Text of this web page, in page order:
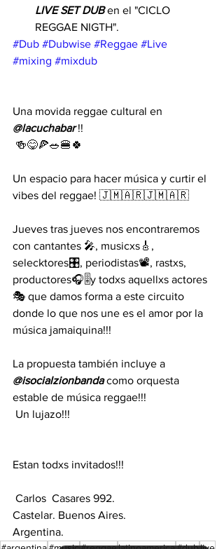
LIVE SET DUB en el "CICLO
REGGAE NIGTH".
#Dub #Dubwise #Reggae #Live
#mixing #mixdub
Una movida reggae cultural en
@lacuchabar !!
🍻😋🍕🥗🍔🍀
Un espacio para hacer música y curtir el
vibes del reggae! 🇯🇲🇦🇷🇯🇲🇦🇷
Jueves tras jueves nos encontraremos
con cantantes 🎤, musicxs🎸,
selecktores🎛️, periodistas📽️, rastxs,
productores🎧🎚️y todxs aquellxs actores
🎭 que damos forma a este circuito
donde lo que nos une es el amor por la
música jamaiquina!!!
La propuesta también incluye a
@isocialzionbanda como orquesta
estable de música reggae!!!
Un lujazo!!!
Estan todxs invitados!!!
Carlos  Casares 992.
Castelar. Buenos Aires.
Argentina.